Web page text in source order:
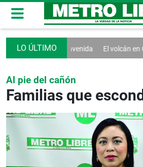
bienvenida El volcán en
Al pie del cañón
Familias que